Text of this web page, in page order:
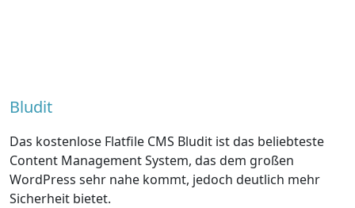
Bludit
Das kostenlose Flatfile CMS Bludit ist das beliebteste
Content Management System, das dem großen
WordPress sehr nahe kommt, jedoch deutlich mehr
Sicherheit bietet.